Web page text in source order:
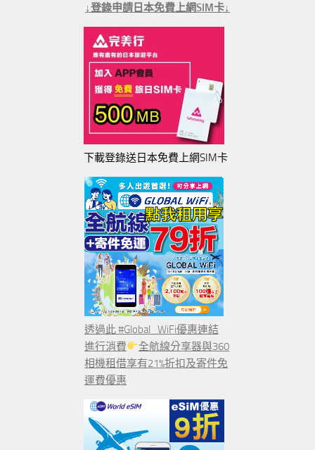
↓登錄申請日本免費上網SIM卡↓
下載登錄送日本免費上網SIM卡
透過此 #Global_WiFi優惠連結
進行消費
全航線分享器與360
相機租借享有21%折扣及寄件免
運費優惠